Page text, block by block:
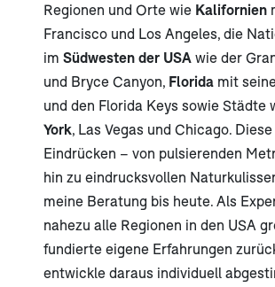
Regionen und Orte wie Kalifornien
Francisco und Los Angeles, die
im Südwesten der USAwie der
und Bryce Canyon, Floridamit
und den Florida Keys sowie Städte
York, Las Vegas und Chicago.
Eindrücken – von pulsierenden
hin zu eindrucksvollen
meine Beratung bis heute. Als
nahezu alle Regionen in den USA
fundierte eigene Erfahrungen
entwickle daraus individuell